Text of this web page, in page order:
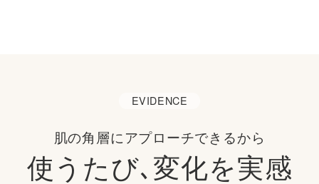
肌の各層にアプローチ可能
EVIDENCE
肌の角層にアプローチできるから
使うたび､変化を実感